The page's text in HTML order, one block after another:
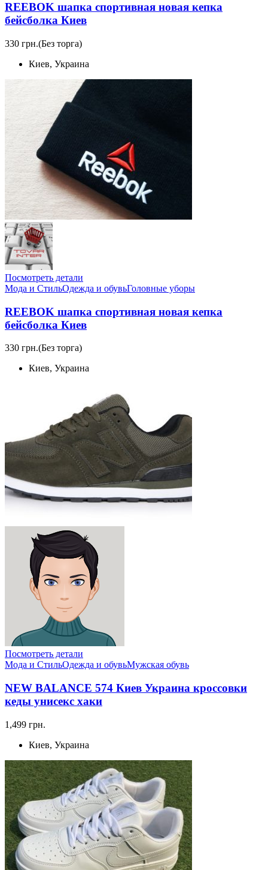
REEBOK шапка спортивная новая кепка
бейсболка Киев
330 грн.(Без торга)
Киев, Украина
Посмотреть детали
Мода и СтильОдежда и обувьГоловные уборы
REEBOK шапка спортивная новая кепка
бейсболка Киев
330 грн.(Без торга)
Киев, Украина
Посмотреть детали
Мода и СтильОдежда и обувьМужская обувь
NEW BALANCE 574 Киев Украина кроссовки
кеды унисекс хаки
1,499 грн.
Киев, Украина